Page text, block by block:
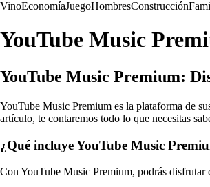
VinoEconomíaJuegoHombresConstrucción
YouTube Music
YouTube Music Premium:
YouTube Music Premium es la plataforma de
artículo, te contaremos todo lo que necesitas
¿Qué incluye YouTube Music
Con YouTube Music Premium, podrás disfrutar